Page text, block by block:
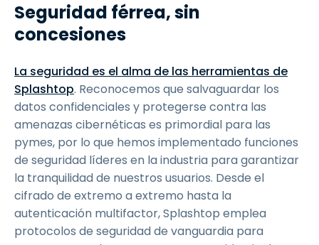
Seguridad férrea, sin
concesiones
La seguridad es el alma de las herramientas de
Splashtop. Reconocemos que salvaguardar los
datos confidenciales y protegerse contra las
amenazas cibernéticas es primordial para las
pymes, por lo que hemos implementado funciones
de seguridad líderes en la industria para garantizar
la tranquilidad de nuestros usuarios. Desde el
cifrado de extremo a extremo hasta la
autenticación multifactor, Splashtop emplea
protocolos de seguridad de vanguardia para